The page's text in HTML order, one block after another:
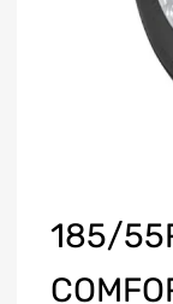
185/